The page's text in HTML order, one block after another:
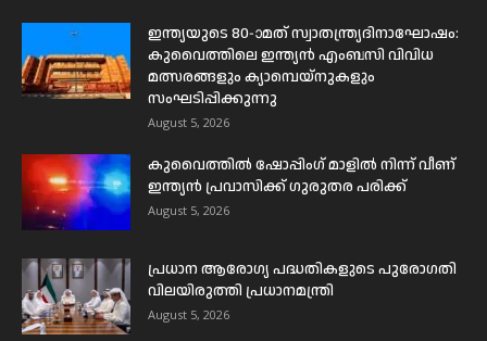
ഇന്ത്യയുടെ 80-ാമത് സ്വാതന്ത്ര്യദിനാഘോഷം:
കുവൈത്തിലെ ഇന്ത്യൻ എംബസി വിവിധ
മത്സരങ്ങളും ക്യാമ്പെയ്‌നുകളും
സംഘടിപ്പിക്കുന്നു
August 5, 2026
കുവൈത്തിൽ ഷോപ്പിംഗ് മാളിൽ നിന്ന് വീണ്
ഇന്ത്യൻ പ്രവാസിക്ക് ഗുരുതര പരിക്ക്
August 5, 2026
പ്രധാന ആരോഗ്യ പദ്ധതികളുടെ പുരോഗതി
വിലയിരുത്തി പ്രധാനമന്ത്രി
August 5, 2026